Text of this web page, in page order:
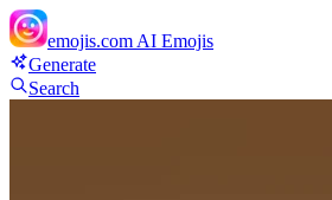
emojis.com AI Emojis
Generate
Search